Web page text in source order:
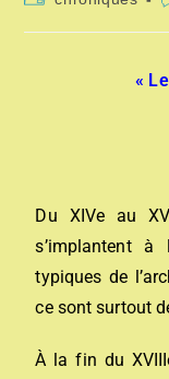
«
Du XIVe au
s’implantent
typiques de
ce sont surtout
À la fin du